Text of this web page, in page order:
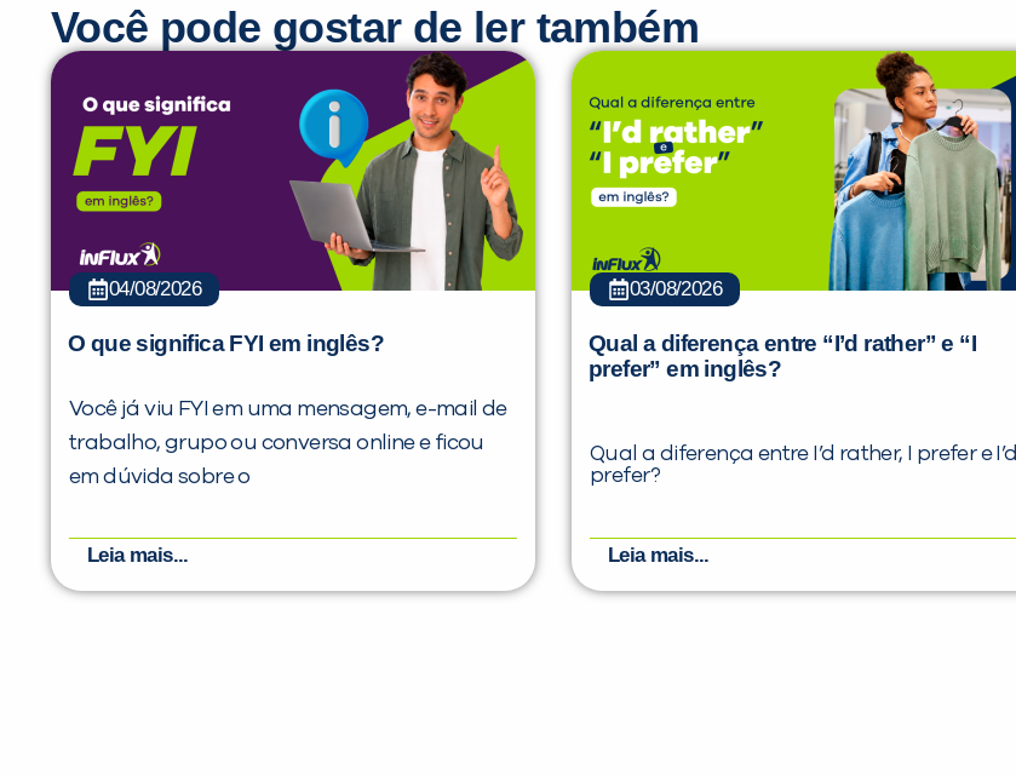
Você pode gostar de ler também
04/08/2026
O que significa FYI em inglês?
Você já viu FYI em uma mensagem, e-mail de
trabalho, grupo ou conversa online e ficou
em dúvida sobre o
Leia mais...
03/08/2026
Qual a diferença entre “I’d rather” e “I
prefer” em inglês?
Qual a diferença entre I’d rather, I prefer e I’d
prefer?
Leia mais...